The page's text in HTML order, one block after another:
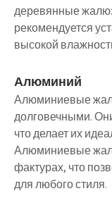
деревянные
рекомендуется
высокой
Алюминий
Алюминиевые
долговечными.
что делает их
Алюминиевые
фактурах, что
для любого стиля.